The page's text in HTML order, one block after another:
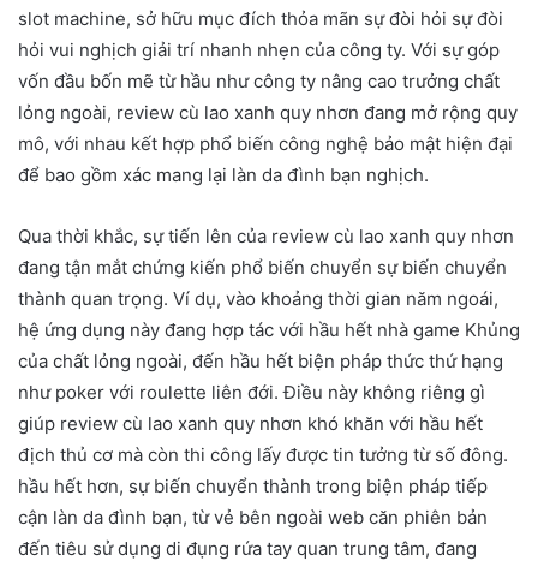
slot machine, sở hữu mục đích thỏa mãn sự đòi hỏi sự đòi
hỏi vui nghịch giải trí nhanh nhẹn của công ty. Với sự góp
vốn đầu bốn mẽ từ hầu như công ty nâng cao trưởng chất
lỏng ngoài, review cù lao xanh quy nhơn đang mở rộng quy
mô, với nhau kết hợp phổ biến công nghệ bảo mật hiện đại
để bao gồm xác mang lại làn da đình bạn nghịch.
Qua thời khắc, sự tiến lên của review cù lao xanh quy nhơn
đang tận mắt chứng kiến phổ biến chuyển sự biến chuyển
thành quan trọng. Ví dụ, vào khoảng thời gian năm ngoái,
hệ ứng dụng này đang hợp tác với hầu hết nhà game Khủng
của chất lỏng ngoài, đến hầu hết biện pháp thức thứ hạng
như poker với roulette liên đới. Điều này không riêng gì
giúp review cù lao xanh quy nhơn khó khăn với hầu hết
địch thủ cơ mà còn thi công lấy được tin tưởng từ số đông.
hầu hết hơn, sự biến chuyển thành trong biện pháp tiếp
cận làn da đình bạn, từ vẻ bên ngoài web căn phiên bản
đến tiêu sử dụng di đụng rứa tay quan trung tâm, đang